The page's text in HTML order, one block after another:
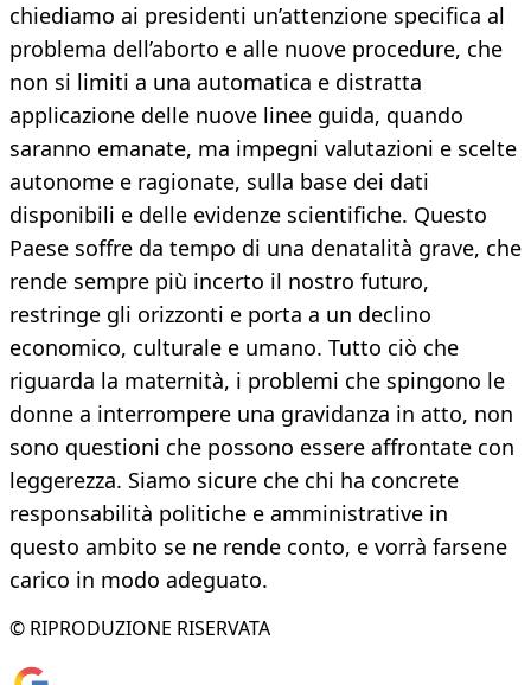
chiediamo ai presidenti un’attenzione specifica al
problema dell’aborto e alle nuove procedure, che
non si limiti a una automatica e distratta
applicazione delle nuove linee guida, quando
saranno emanate, ma impegni valutazioni e scelte
autonome e ragionate, sulla base dei dati
disponibili e delle evidenze scientifiche. Questo
Paese soffre da tempo di una denatalità grave, che
rende sempre più incerto il nostro futuro,
restringe gli orizzonti e porta a un declino
economico, culturale e umano. Tutto ciò che
riguarda la maternità, i problemi che spingono le
donne a interrompere una gravidanza in atto, non
sono questioni che possono essere affrontate con
leggerezza. Siamo sicure che chi ha concrete
responsabilità politiche e amministrative in
questo ambito se ne rende conto, e vorrà farsene
carico in modo adeguato.
© RIPRODUZIONE RISERVATA